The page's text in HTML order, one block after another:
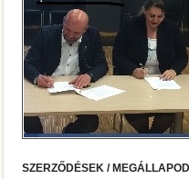
SZERZŐDÉSEK /